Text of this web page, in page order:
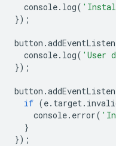
console. log(
});
button .
console. log( 'User
});
button .
if (e. target.
console. error(
}
});